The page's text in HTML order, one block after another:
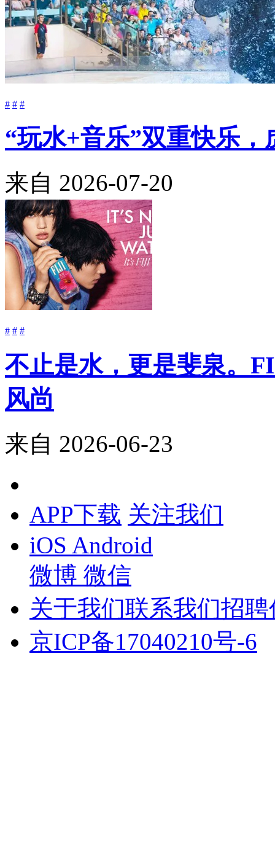
# # #
“玩水+音乐”双重快乐
来自 2026-07-20
# # #
不止是水，更是斐泉。
风尚
来自 2026-06-23
APP下载 关注我们
iOS Android
微博 微信
关于我们联系我们招聘
京ICP备17040210号-6